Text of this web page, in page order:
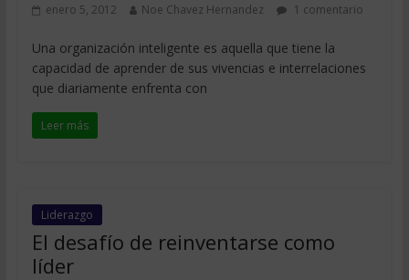
enero 5, 2012 Noe Chavez Hernandez 1 comentario
Una organización inteligente es aquella que tiene la
capacidad de aprender de sus vivencias e interrelaciones
que diariamente enfrenta con
Leer más
Liderazgo
El desafío de reinventarse como
líder